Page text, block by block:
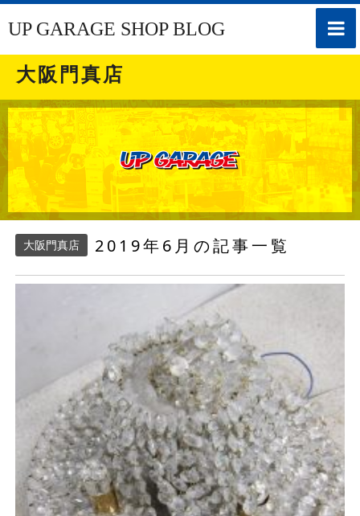
toggle
UP GARAGE SHOP BLOG
大阪門真店
大阪門真店 2019年6月の記事一覧